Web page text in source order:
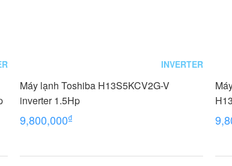
INVERTER
Máy lạnh Toshiba H13S5KCV2G-V
inverter 1.5Hp
9,800,000₫